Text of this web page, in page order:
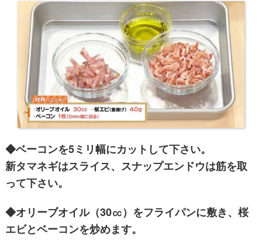
◆ベーコンを5ミリ幅にカットして下さい。
新タマネギはスライス、スナップエンドウは筋を取
って下さい。
◆オリーブオイル（30㏄）をフライパンに敷き、桜
エビとベーコンを炒めます。